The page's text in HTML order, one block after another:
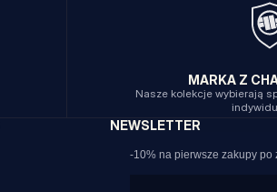
MARKA Z
Nasze kolekcje wybierają
NEWSLETTER
-10% na pierwsze zakupy po